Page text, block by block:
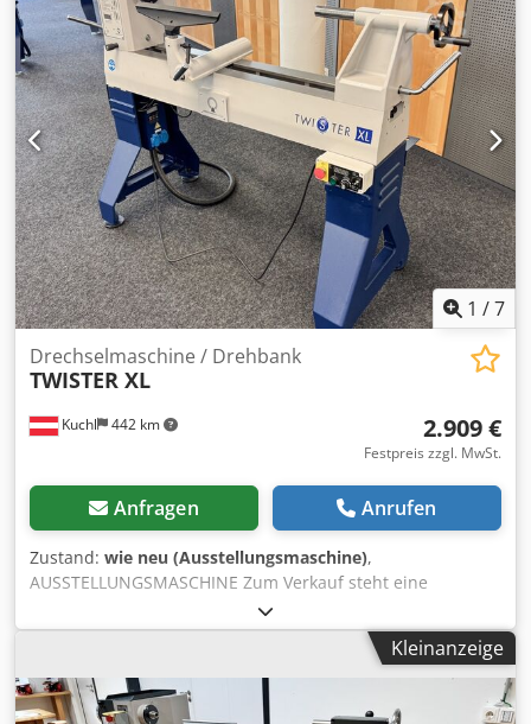
1 /7
Kuchl 442 km
Drechselmaschine / Drehbank
TWISTER XL
2.909 €
Festpreis zzgl. MwSt.
Anfragen Anrufen
Zustand: wie neu (Ausstellungsmaschine),
AUSSTELLUNGSMASCHINE Zum Verkauf steht eine
neuwertige Drechselmeister TWISTER XL Drechselbank,
Drechselmaschine mit einer Spitzenweite von 800 mm. Die
Ausstellungsmaschine befindet sich im Originalzustand
daher haben Sie die volle Garantie. Technische Daten -
Spitzenhöhe 250 mm - Drehdurchmesser über dem Bett:
Kleinanzeige